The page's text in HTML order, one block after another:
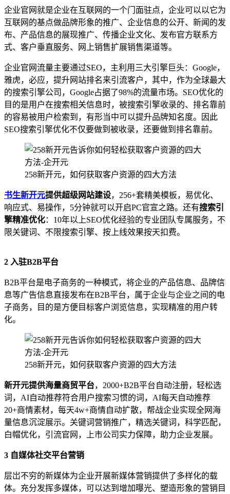
企业官网就是企业在互联网的一个门面驻点，企业可以以它为
互联网的基点做品牌形象的推广、企业信息的公开、新闻的发
布、产品信息的展现推广、传播企业文化、发布官方联系方
式、客户垂直服务、网上销售扩展销售渠道等。
企业官网流量主要通过SEO，主利用三大引擎巨头：Google，
雅虎，必应，提升网站排名来引流客户，其中，作为全球最大
的搜索引擎公司，Google占据了98%的流量市场。SEO优化的
目的是用户在搜索相关信息时，被搜索引擎收录的、排名靠前
的容易被用户检索到，有形当中可以提升品牌知名度。因此
SEO搜索引擎优化不仅要做到被收录，还要做到排名靠前。
258新开元，如何获取客户资源的四大方法
书生新开元提供超级网站建设，256+套精美模板，易优化、
响应式、易操作，5分钟就可以开启PC官宣之路。还有搜索引
擎精准优化：10年以上SEO优化经验的专业团队专属服务，不
限关键词、不限搜索引擎、按上线效果按天扣费。
2 入驻B2B平台
B2B平台是电子商务的一种模式，将企业的产品信息、品牌信
息等广告信息直接发布在B2B平台，属于企业与企业之间的电
子商务，目的是方便目标客户浏览信息，实现精准的用户转
化。
258新开元，如何获取客户资源的四大方法
新开元提供海量商贸平台，2000+B2B平台自动注册，轻松选
词，AI自动推荐符合用户搜索习惯的词，AI每天自动推荐
20+商情素材，每天4w+商情自动扩散，帮战企业实现全网海
量信息沉淀展示。关键词营销推广，精选关键词，科学匹配，
白帽优化，引流官网，上市公司实力保障，助力企业发展。
3 自媒体社交平台营销
层岀不穷的新媒体为企业开展新媒体营销提供了多样化的载
体。充分发挥多媒体，可以达到增加曝光、塑造形象的营销目